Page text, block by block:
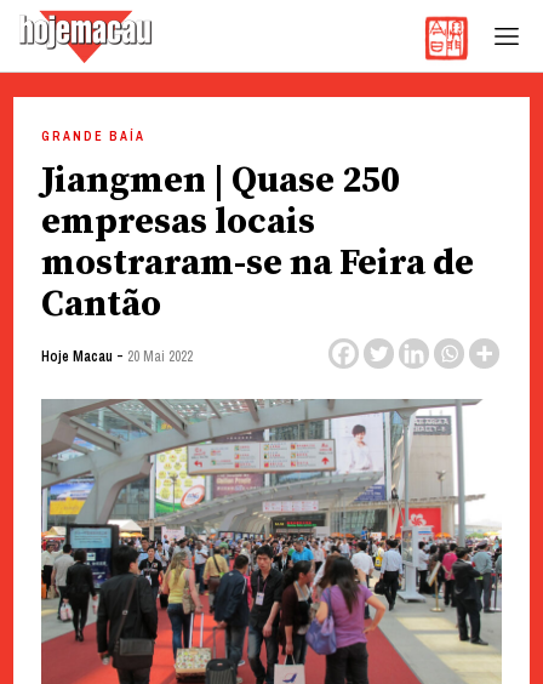
content
GRANDE BAÍA
Jiangmen | Quase 250
empresas locais
mostraram-se na Feira de
Cantão
Hoje Macau - 20 Mai 2022